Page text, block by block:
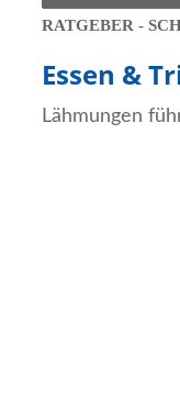
RATGEBER -
Essen &
Lähmungen